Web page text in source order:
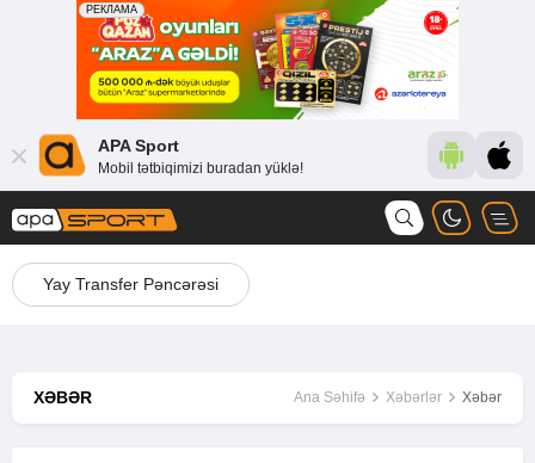
APA Sport
Mobil tətbiqimizi buradan yüklə!
Yay Transfer Pəncərəsi
XƏBƏR Ana Səhifə Xəbərlər Xəbər